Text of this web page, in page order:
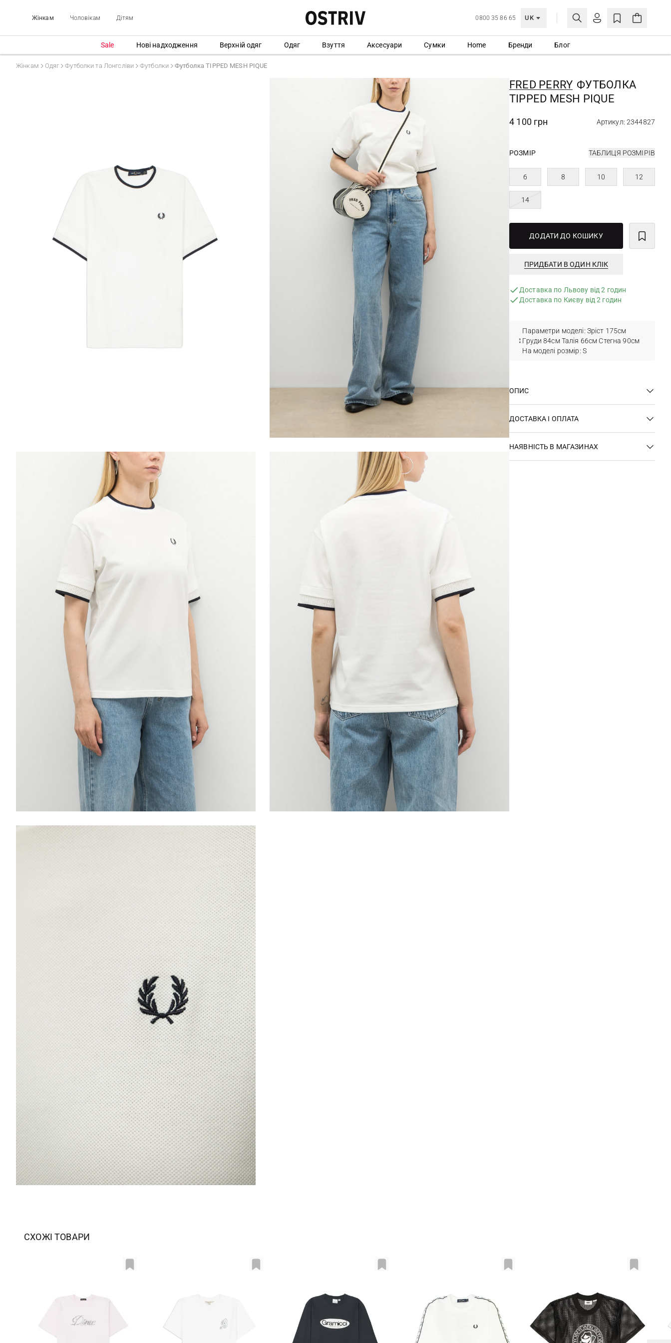
Жінкам Чоловікам Дітям 0800 35 86 65 UK
МОЯ ОБЛІКІВКА
Ще не зареєстровані?
СТВОРИТИ ОБЛІКІВКУ
Sale Нові надходження Верхній одяг Одяг Взуття Аксесуари Сумки Home Бренди Блог
Жінкам Одяг Футболки та Лонгсліви Футболки Футболка TIPPED MESH PIQUE
FRED PERRY ФУТБОЛКА
TIPPED MESH PIQUE
4 100 грн Артикул: 2344827
РОЗМІР ТАБЛИЦЯ РОЗМІРІВ
6 8 10 12
14
ДОДАТИ ДО КОШИКУ
ПРИДБАТИ В ОДИН КЛІК
Доставка по Львову від 2 годин
Доставка по Києву від 2 годин
Параметри моделі: Зріст 175см
Груди 84см Талія 66см Стегна 90см
На моделі розмір: S
ОПИС
ДОСТАВКА І ОПЛАТА
НАЯВНІСТЬ В МАГАЗИНАХ
СХОЖІ ТОВАРИ